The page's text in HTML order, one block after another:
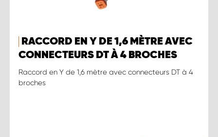
RACCORD EN Y DE 1,6 MÈTRE AVEC
CONNECTEURS DT À 4 BROCHES
Raccord en Y de 1,6 mètre avec connecteurs DT à 4
broches